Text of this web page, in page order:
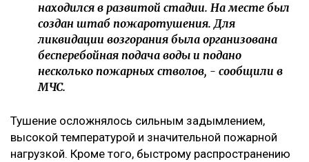
находился в развитой стадии. На месте был
создан штаб пожаротушения. Для
ликвидации возгорания была организована
бесперебойная подача воды и подано
несколько пожарных стволов, - сообщили в
МЧС.
Тушение осложнялось сильным задымлением,
высокой температурой и значительной пожарной
нагрузкой. Кроме того, быстрому распространению